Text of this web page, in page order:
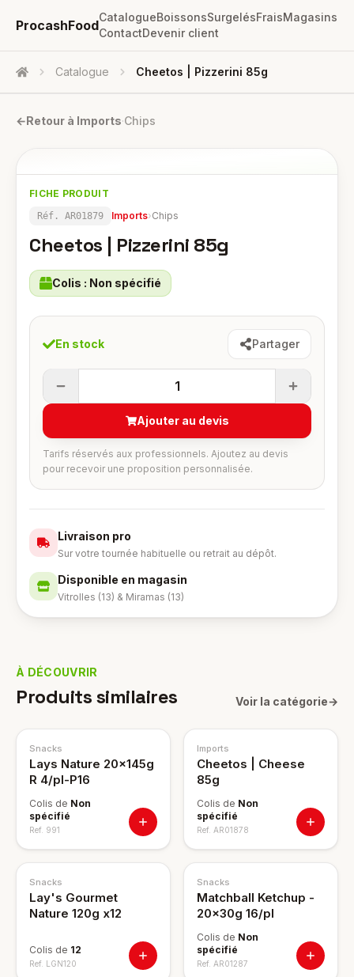
ProcashFood
CatalogueBoissonsSurgelésFraisMagasins
ContactDevenir client
Accueil Catalogue Cheetos | Pizzerini 85g
←Retour à Imports·Chips
FICHE PRODUIT
Réf. AR01879 Imports›Chips
Cheetos | Pizzerini 85g
Colis : Non spécifié
En stock Partager
1
Ajouter au devis
Tarifs réservés aux professionnels. Ajoutez au devis
pour recevoir une proposition personnalisée.
Livraison pro
Sur votre tournée habituelle ou retrait au dépôt.
Disponible en magasin
Vitrolles (13) & Miramas (13)
À DÉCOUVRIR
Produits similaires Voir la catégorie→
Snacks
Lays Nature 20x145g
R 4/pl-P16
Colis de Non
spécifié
Ref. 991
Imports
Cheetos | Cheese
85g
Colis de Non
spécifié
Ref. AR01878
Snacks
Lay's Gourmet
Nature 120g x12
Colis de 12
Ref. LGN120
Snacks
Matchball Ketchup -
20x30g 16/pl
Colis de Non
spécifié
Ref. AR01287